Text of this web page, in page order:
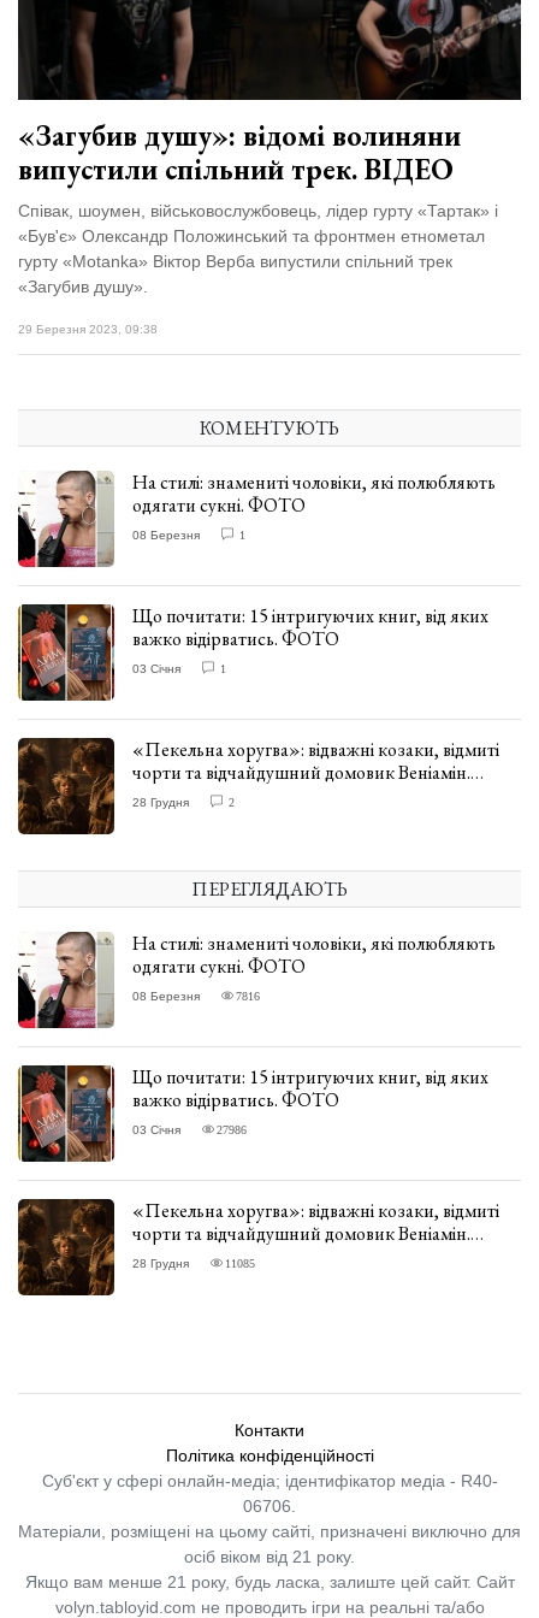
XIX
Спартакіада
VolWe...
29 Липня 2026
Персона
Лайф
Афіша
ZONE 18+
Контакти
«Загубив душу»: відомі волиняни
випустили спільний трек. ВІДЕО
Співак, шоумен, військовослужбовець, лідер гурту «Тартак» і
«Був'є» Олександр Положинський та фронтмен етнометал
гурту «Motanka» Віктор Верба випустили спільний трек
«Загубив душу».
29 Березня 2023, 09:38
КОМЕНТУЮТЬ
На стилі: знамениті чоловіки, які полюбляють
одягати сукні. ФОТО
08 Березня 1
Що почитати: 15 інтригуючих книг, від яких
важко відірватись. ФОТО
03 Січня 1
«Пекельна хоругва»: відважні козаки, відмиті
чорти та відчайдушний домовик Веніамін.
ВІДГУК
28 Грудня 2
ПЕРЕГЛЯДАЮТЬ
На стилі: знамениті чоловіки, які полюбляють
одягати сукні. ФОТО
08 Березня 7816
Що почитати: 15 інтригуючих книг, від яких
важко відірватись. ФОТО
03 Січня 27986
«Пекельна хоругва»: відважні козаки, відмиті
чорти та відчайдушний домовик Веніамін.
ВІДГУК
28 Грудня 11085
Контакти
Політика конфіденційності
Суб'єкт у сфері онлайн-медіа; ідентифікатор медіа - R40-
06706.
Матеріали, розміщені на цьому сайті, призначені виключно для
осіб віком від 21 року.
Якщо вам менше 21 року, будь ласка, залиште цей сайт. Сайт
volyn.tabloyid.com не проводить ігри на реальні та/або